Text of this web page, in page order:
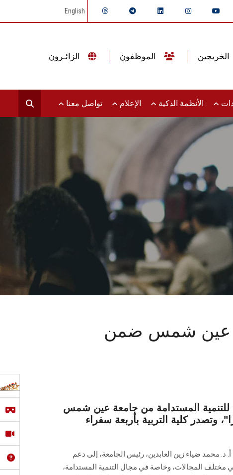
English
الأنظمة الذكية الإعلام تواصل معنا
عين شمس ضمن
للتنمية المستدامة من جامعة عين شمس
وتصدر كلية التربية بأربعة سفراء
محمد ضياء زين العابدين، رئيس الجامعة، إلى دعم
مختلف المجالات، وخاصة في مجال التنمية المستدامة،